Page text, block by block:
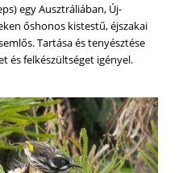
egy Ausztráliában, Új-
őshonos kistestű, éjszakai
Tartása és tenyésztése
és felkészültséget igényel.